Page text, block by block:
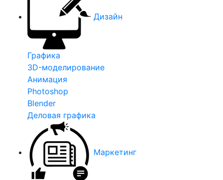
Дизайн
Графика
3D-моделирование
Анимация
Photoshop
Blender
Деловая графика
Маркетинг